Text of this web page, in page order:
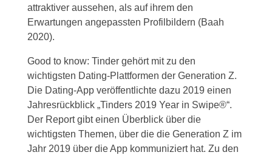
attraktiver aussehen, als auf ihrem den
Erwartungen angepassten Profilbildern (Baah
2020).
Good to know: Tinder gehört mit zu den
wichtigsten Dating-Plattformen der Generation Z.
Die Dating-App veröffentlichte dazu 2019 einen
Jahresrückblick „Tinders 2019 Year in Swipe®“.
Der Report gibt einen Überblick über die
wichtigsten Themen, über die die Generation Z im
Jahr 2019 über die App kommuniziert hat. Zu den